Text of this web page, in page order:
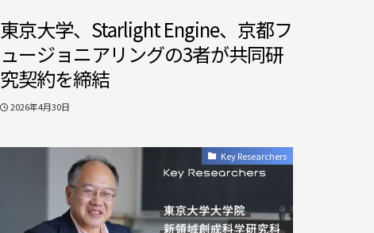
東京大学、Starlight Engine、京都フ
ュージョニアリングの3者が共同研
究契約を締結
2026年4月30日
Key Researchers